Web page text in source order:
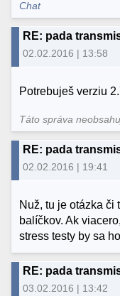
Chat
RE: pada
02.02.2016 | 13:58
Potrebuješ verziu
Táto správa
RE: pada
02.02.2016 | 19:41
Nuž, tu je otázka či
balíčkov. Ak
stress testy by sa
RE: pada
03.02.2016 | 13:42